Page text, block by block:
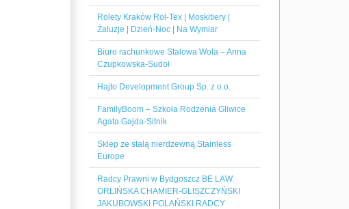
Rolety Kraków Rol-Tex | Moskitiery |
Żaluzje | Dzień-Noc | Na Wymiar
Biuro rachunkowe Stalowa Wola – Anna
Czupkowska-Sudoł
Hajto Development Group Sp. z o.o.
FamilyBoom – Szkoła Rodzenia Gliwice
Agata Gajda-Sitnik
Sklep ze stalą nierdzewną Stainless
Europe
Radcy Prawni w Bydgoszcz BE LAW.
ORLIŃSKA CHAMIER-GLISZCZYŃSKI
JAKUBOWSKI POLAŃSKI RADCY